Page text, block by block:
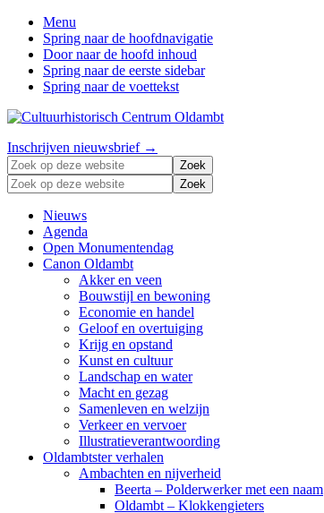
Menu
Spring naar de hoofdnavigatie
Door naar de hoofd inhoud
Spring naar de eerste sidebar
Spring naar de voettekst
Zonder
verleden
geen
toekomst
Header
Right
Inschrijven nieuwsbrief →
Zoek
op
deze
website
Zoek
op
deze
website
Nieuws
Agenda
Open Monumentendag
Canon Oldambt
Akker en veen
Bouwstijl en bewoning
Economie en handel
Geloof en overtuiging
Krijg en opstand
Kunst en cultuur
Landschap en water
Macht en gezag
Samenleven en welzijn
Verkeer en vervoer
Illustratieverantwoording
Oldambtster verhalen
Ambachten en nijverheid
Beerta – Polderwerker met een naam
Oldambt – Klokkengieters